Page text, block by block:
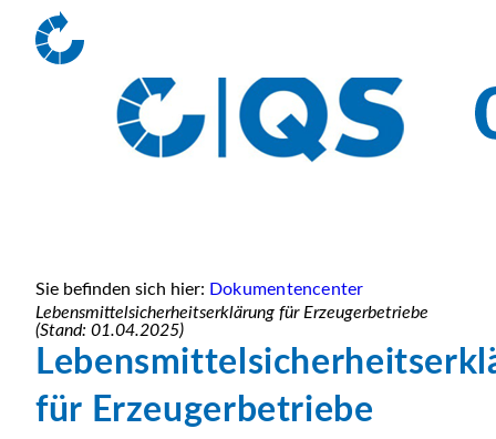
Sie befinden sich hier: Dokumentencenter
Lebensmittelsicherheitserklärung für Erzeugerbetriebe
(Stand: 01.04.2025)
für Erzeugerbetriebe